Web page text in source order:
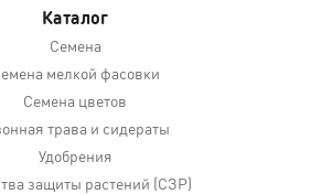
Каталог
Семена
мелкой фасовки
Семена цветов
трава и сидераты
Удобрения
защиты растений (СЗР)